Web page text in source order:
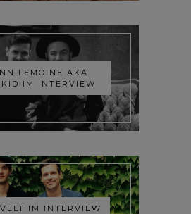
LEMOINE AKA
IM INTERVIEW
IM INTERVIEW